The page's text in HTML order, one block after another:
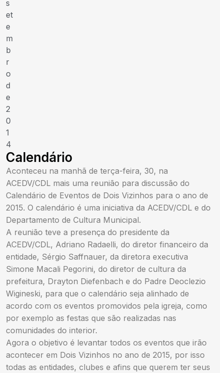
s
et
e
m
b
r
o
d
e
2
0
1
4
Calendário
Aconteceu na manhã de terça-feira, 30, na
ACEDV/CDL mais uma reunião para discussão do
Calendário de Eventos de Dois Vizinhos para o ano de
2015. O calendário é uma iniciativa da ACEDV/CDL e do
Departamento de Cultura Municipal.
A reunião teve a presença do presidente da
ACEDV/CDL, Adriano Radaelli, do diretor financeiro da
entidade, Sérgio Saffnauer, da diretora executiva
Simone Macali Pegorini, do diretor de cultura da
prefeitura, Drayton Diefenbach e do Padre Deoclezio
Wigineski, para que o calendário seja alinhado de
acordo com os eventos promovidos pela igreja, como
por exemplo as festas que são realizadas nas
comunidades do interior.
Agora o objetivo é levantar todos os eventos que irão
acontecer em Dois Vizinhos no ano de 2015, por isso
todas as entidades, clubes e afins que querem ter seus